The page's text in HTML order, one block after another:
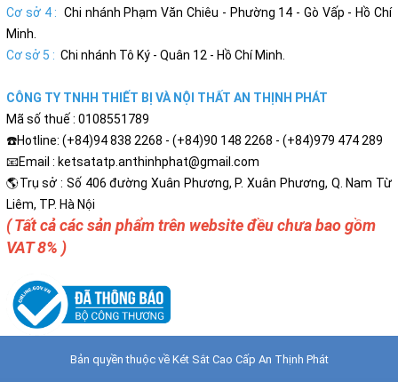
Cơ sở 4 : Chi nhánh Phạm Văn Chiêu - Phường 14 - Gò Vấp - Hồ Chí
Minh.
Cơ sở 5 : Chi nhánh Tô Ký - Quân 12 - Hồ Chí Minh.
CÔNG TY TNHH THIẾT BỊ VÀ NỘI THẤT AN THỊNH PHÁT
Mã số thuế : 0108551789
☎️Hotline: (+84)94 838 2268 - (+84)90 148 2268 - (+84)979 474 289
📧Email : ketsatatp.anthinhphat@gmail.com
🌎Trụ sở : Số 406 đường Xuân Phương, P. Xuân Phương, Q. Nam Từ
Liêm, TP. Hà Nội
( Tất cả các sản phẩm trên website đều chưa bao gồm
VAT 8% )
Bản quyền thuộc về Két Sắt Cao Cấp An Thịnh Phát